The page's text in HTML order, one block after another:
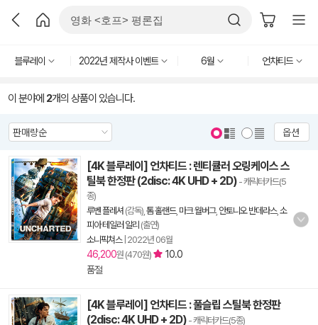
블루레이 2022년 제작사 이벤트 6월 언차티드
이 분야에 2개의 상품이 있습니다.
옵션
[4K 블루레이] 언차티드 : 렌티큘러 오링케이스 스
틸북 한정판 (2disc: 4K UHD + 2D) - 캐릭터카드(5
종)
루벤 플레셔 (감독), 톰 홀랜드, 마크 월버그, 안토니오 반데라스, 소
피아 테일러 알리 (출연)
소니픽쳐스| 2022년 06월
46,200원 (470원)
10.0
품절
[4K 블루레이] 언차티드 : 풀슬립 스틸북 한정판
(2disc: 4K UHD + 2D) - 캐릭터카드(5종)